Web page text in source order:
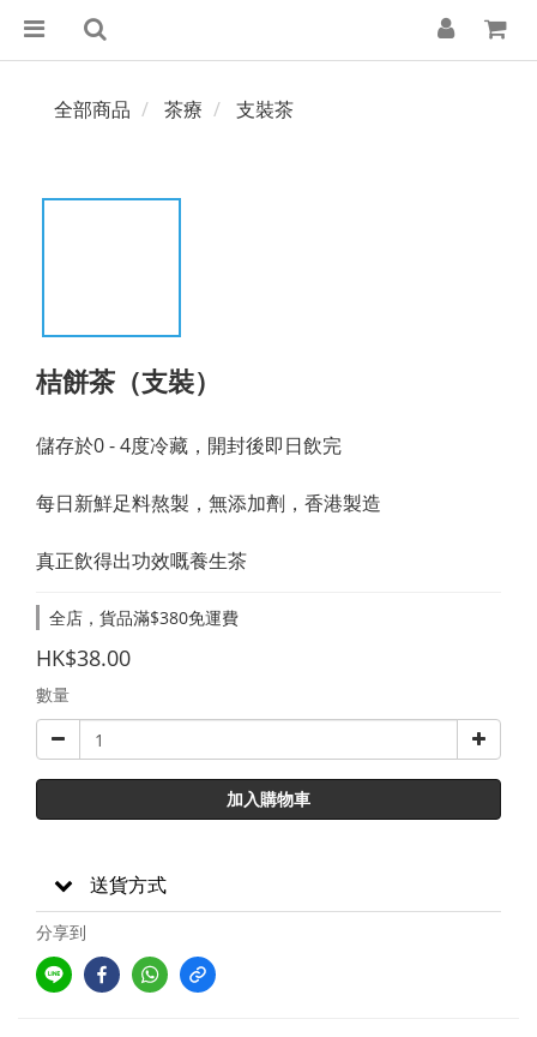
全部商品 茶療 支裝茶
桔餅茶（支裝）
儲存於0 - 4度冷藏，開封後即日飲完
每日新鮮足料熬製，無添加劑，香港製造
真正飲得出功效嘅養生茶
全店，貨品滿$380免運費
HK$38.00
數量
加入購物車
送貨方式
分享到